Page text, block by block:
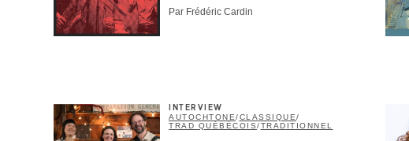
Par Frédéric Cardin
INTERVIEW
AUTOCHTONE/CLASSIQUE/
TRAD QUÉBÉCOIS/TRADITIONNEL